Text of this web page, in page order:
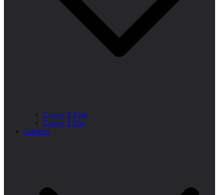
Galaxy Z Fold
Galaxy Z Flip
Таблети